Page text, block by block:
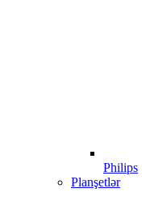
Philips
Planşetlər